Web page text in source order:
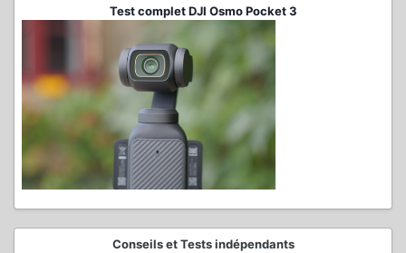
Test complet DJI Osmo Pocket 3
Conseils et Tests indépendants